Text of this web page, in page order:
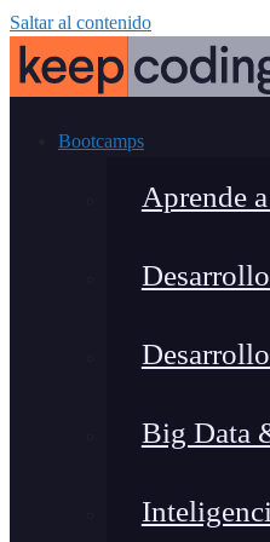
Saltar al contenido
Bootcamps
Aprende
Big Data